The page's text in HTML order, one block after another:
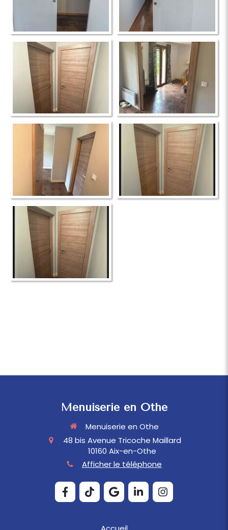
Menuiserie en Othe
Menuiserie en Othe
48 bis Avenue Tricoche Maillard
10160 Aix-en-Othe
Afficher le téléphone